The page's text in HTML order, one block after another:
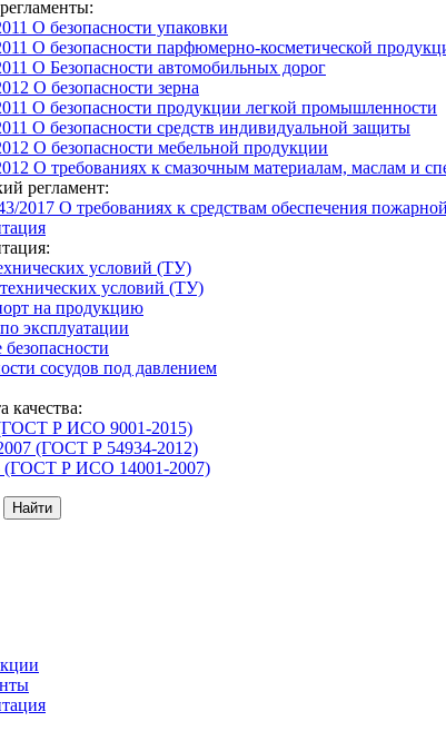
О безопасности упаковки
О безопасности парфюмерно-косметической
О Безопасности автомобильных дорог
О безопасности зерна
О безопасности продукции легкой промышленности
О безопасности средств индивидуальной защиты
О безопасности мебельной продукции
О требованиях к смазочным материалам, маслам и
регламент:
2017 О требованиях к средствам обеспечения
условий (ТУ)
условий (ТУ)
на продукцию
эксплуатации
сосудов под давлением
качества:
Р ИСО 9001-2015)
(ГОСТ Р 54934-2012)
(ГОСТ Р ИСО 14001-2007)
Найти